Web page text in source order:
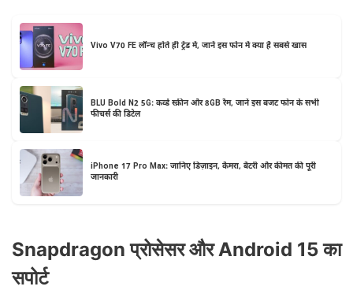
Vivo V70 FE लॉन्च होते ही ट्रेंड में, जानें इस फोन में क्या है सबसे खास
BLU Bold N2 5G: कर्व्ड स्क्रीन और 8GB रैम, जानें इस बजट फोन के सभी
फीचर्स की डिटेल
iPhone 17 Pro Max: जानिए डिज़ाइन, कैमरा, बैटरी और कीमत की पूरी
जानकारी
Snapdragon प्रोसेसर और Android 15 का
सपोर्ट